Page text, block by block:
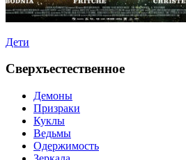
Дети
Сверхъестественное
Демоны
Призраки
Куклы
Ведьмы
Одержимость